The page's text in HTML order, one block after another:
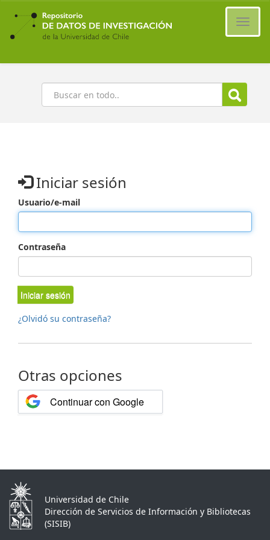
Ir
contenido
principal
Buscar
Iniciar sesión
Usuario/e-mail
Contraseña
Iniciar sesión
¿Olvidó su contraseña?
Otras opciones
Continuar con Google
Universidad de Chile
Dirección de Servicios de Información y Bibliotecas
(SISIB)